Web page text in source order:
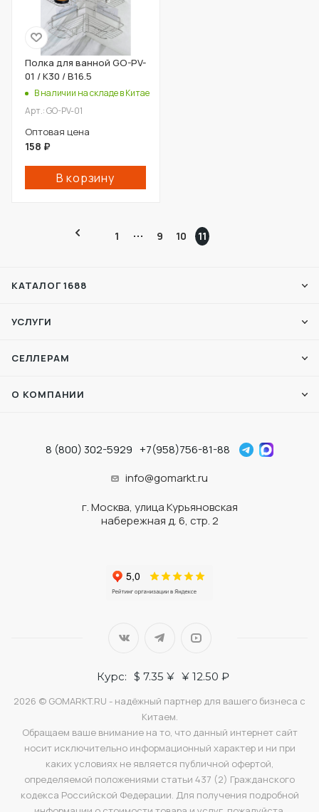
Полка для ванной GO-PV-
01 / К30 / В16.5
В наличии на складе в Китае
Арт.: GO-PV-01
Оптовая цена
158 ₽
В корзину
1 9 10 11
КАТАЛОГ 1688
УСЛУГИ
СЕЛЛЕРАМ
О КОМПАНИИ
8 (800) 302-5929 +7(958)756-81-88
info@gomarkt.ru
г. Москва, улица Курьяновская
набережная д. 6, стр. 2
Курс: $ 7.35 ¥ ¥ 12.50 ₽
2026 © GOMARKT.RU - надёжный партнер для вашего бизнеса с
Китаем.
Обращаем ваше внимание на то, что данный интернет сайт
носит исключительно информационный характер и ни при
каких условиях не является публичной офертой,
определяемой положениями статьи 437 (2) Гражданского
кодекса Российской Федерации. Для получения подробной